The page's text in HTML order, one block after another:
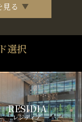
る
選択
RESIDIA
レジディア